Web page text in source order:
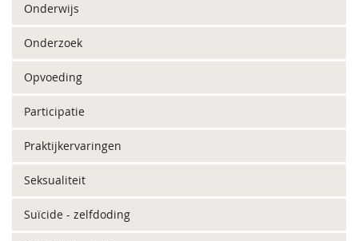
Onderwijs
Onderzoek
Opvoeding
Participatie
Praktijkervaringen
Seksualiteit
Suïcide - zelfdoding